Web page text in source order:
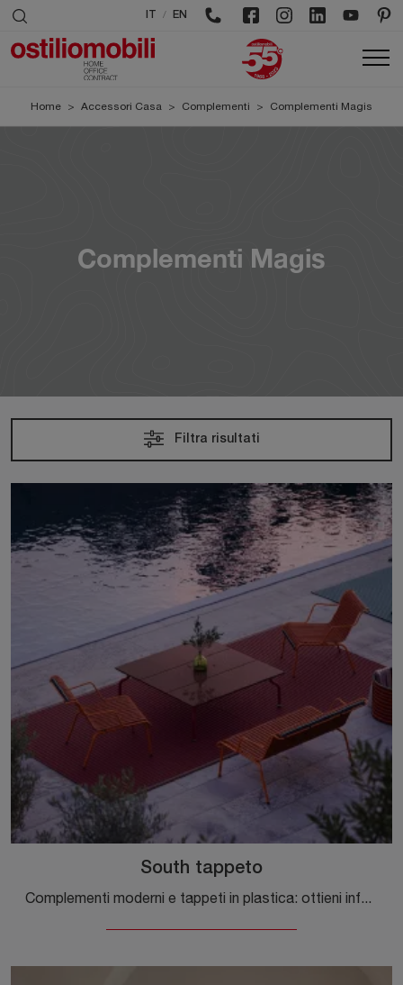
/ EN
Home > Accessori Casa > Complementi > Complementi Magis
Complementi Magis
Filtra risultati
South tappeto
Complementi moderni e tappeti in plastica: ottieni informazioni sul modello South tappeto di Magis e potrai completare i tuoi spazi.